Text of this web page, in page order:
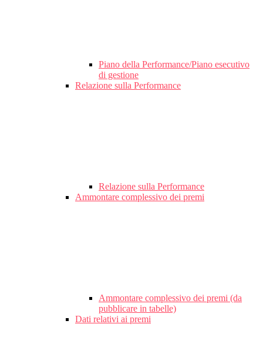
Piano della Performance/Piano esecutivo
di gestione
Relazione sulla Performance
Relazione sulla Performance
Ammontare complessivo dei premi
Ammontare complessivo dei premi (da
pubblicare in tabelle)
Dati relativi ai premi